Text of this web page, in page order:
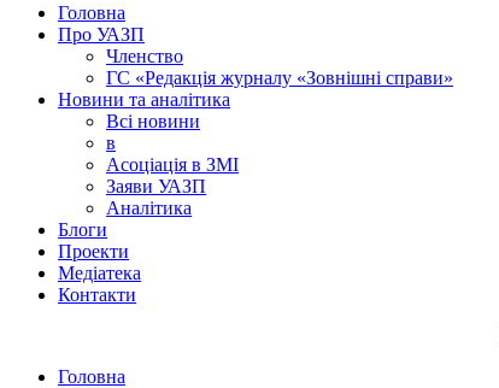
Головна
Про УАЗП
Членство
ГС «Редакція журналу «Зовнішні справи»
Новини та аналітика
Всі новини
в
Асоціація в ЗМІ
Заяви УАЗП
Аналітика
Блоги
Проекти
Медіатека
Контакти
Головна